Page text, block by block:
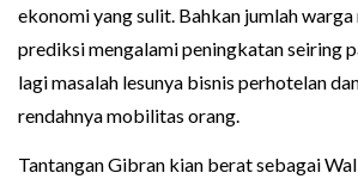
ekonomi yang sulit. Bahkan jumlah
prediksi mengalami peningkatan seiring
lagi masalah lesunya bisnis perhotelan
rendahnya mobilitas orang.
Tantangan Gibran kian berat sebagai